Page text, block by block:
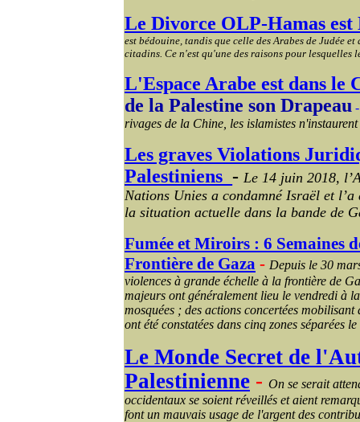
Le Divorce OLP-Hamas
est bédouine, tandis que celle des Arabes de Judée et
citadins. Ce n'est qu'une des raisons pour lesquelles
L'Espace Arabe est dans le
de la Palestine son Drapeau
rivages de la Chine, les islamistes
Les graves Violations
Palestiniens_ - Le 14 juin 2018,
Nations Unies a condamné Israël et l’a
la situation actuelle dans la bande de
Fumée et Miroirs : 6 Semaines
Frontière de Gaza - Depuis le 30
violences à grande échelle à la frontière de
majeurs ont généralement lieu le vendredi à
mosquées ; des actions concertées mobilisant
ont été constatées dans cinq zones séparées
Le Monde Secret de
Palestinienne - On se serait
occidentaux se soient réveillés et aient
font un mauvais usage de l'argent des